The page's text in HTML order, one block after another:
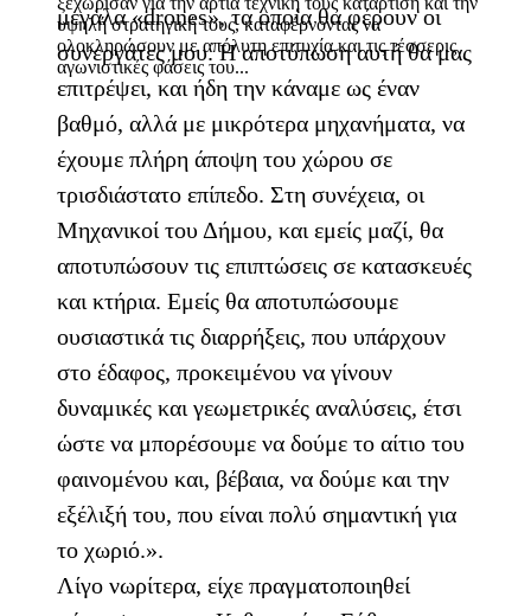
υψηλή στρατηγική τους, καταφέρνοντας να
ολοκληρώσουν με απόλυτη επιτυχία και τις τέσσερις
αγωνιστικές φάσεις του...
μεγάλα «drones», τα οποία θα φέρουν οι
συνεργάτες μου. Η αποτύπωση αυτή θα μας
επιτρέψει, και ήδη την κάναμε ως έναν
βαθμό, αλλά με μικρότερα μηχανήματα, να
έχουμε πλήρη άποψη του χώρου σε
τρισδιάστατο επίπεδο. Στη συνέχεια, οι
Μηχανικοί του Δήμου, και εμείς μαζί, θα
αποτυπώσουν τις επιπτώσεις σε κατασκευές
και κτήρια. Εμείς θα αποτυπώσουμε
ουσιαστικά τις διαρρήξεις, που υπάρχουν
στο έδαφος, προκειμένου να γίνουν
δυναμικές και γεωμετρικές αναλύσεις, έτσι
ώστε να μπορέσουμε να δούμε το αίτιο του
φαινομένου και, βέβαια, να δούμε και την
εξέλιξή του, που είναι πολύ σημαντική για
το χωριό.».
Λίγο νωρίτερα, είχε πραγματοποιηθεί